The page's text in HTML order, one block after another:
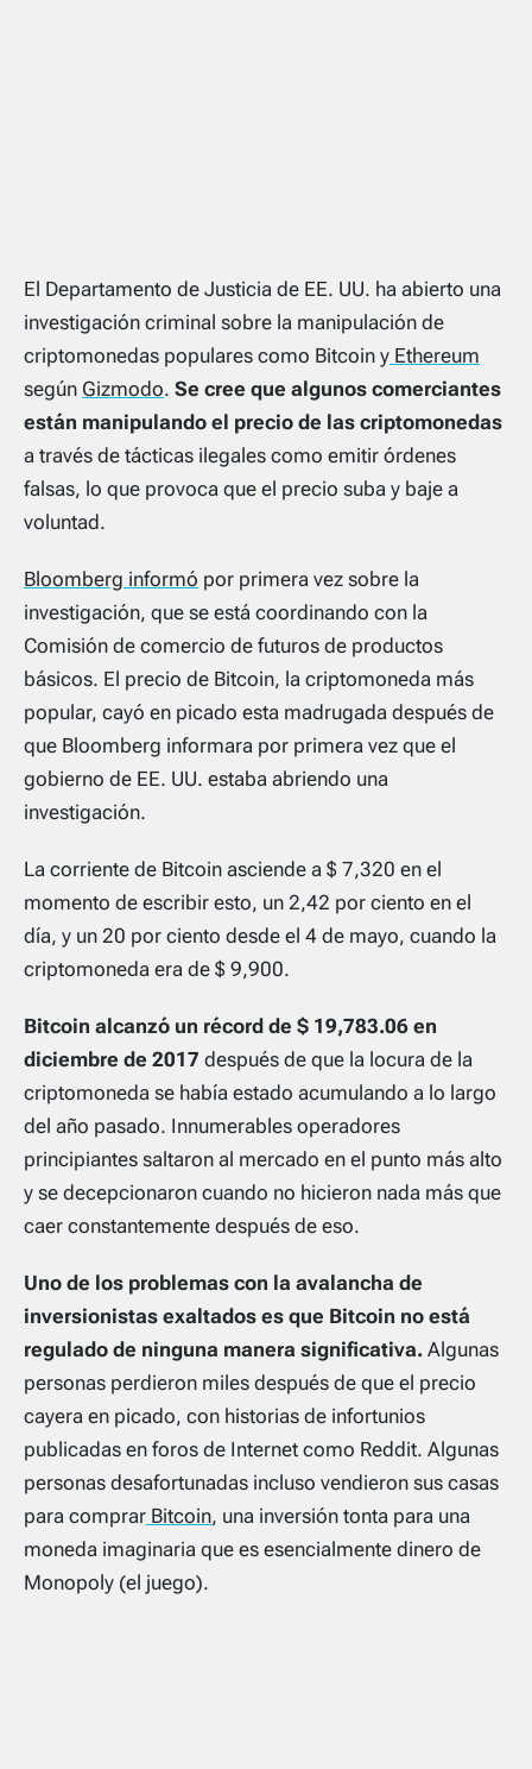
El Departamento de Justicia de EE. UU. ha abierto una
investigación criminal sobre la manipulación de
criptomonedas populares como Bitcoin y Ethereum
según Gizmodo. Se cree que algunos comerciantes
están manipulando el precio de las criptomonedas
a través de tácticas ilegales como emitir órdenes
falsas, lo que provoca que el precio suba y baje a
voluntad.
Bloomberg informó por primera vez sobre la
investigación, que se está coordinando con la
Comisión de comercio de futuros de productos
básicos. El precio de Bitcoin, la criptomoneda más
popular, cayó en picado esta madrugada después de
que Bloomberg informara por primera vez que el
gobierno de EE. UU. estaba abriendo una
investigación.
La corriente de Bitcoin asciende a $ 7,320 en el
momento de escribir esto, un 2,42 por ciento en el
día, y un 20 por ciento desde el 4 de mayo, cuando la
criptomoneda era de $ 9,900.
Bitcoin alcanzó un récord de $ 19,783.06 en
diciembre de 2017 después de que la locura de la
criptomoneda se había estado acumulando a lo largo
del año pasado. Innumerables operadores
principiantes saltaron al mercado en el punto más alto
y se decepcionaron cuando no hicieron nada más que
caer constantemente después de eso.
Uno de los problemas con la avalancha de
inversionistas exaltados es que Bitcoin no está
regulado de ninguna manera significativa. Algunas
personas perdieron miles después de que el precio
cayera en picado, con historias de infortunios
publicadas en foros de Internet como Reddit. Algunas
personas desafortunadas incluso vendieron sus casas
para comprar Bitcoin, una inversión tonta para una
moneda imaginaria que es esencialmente dinero de
Monopoly (el juego).